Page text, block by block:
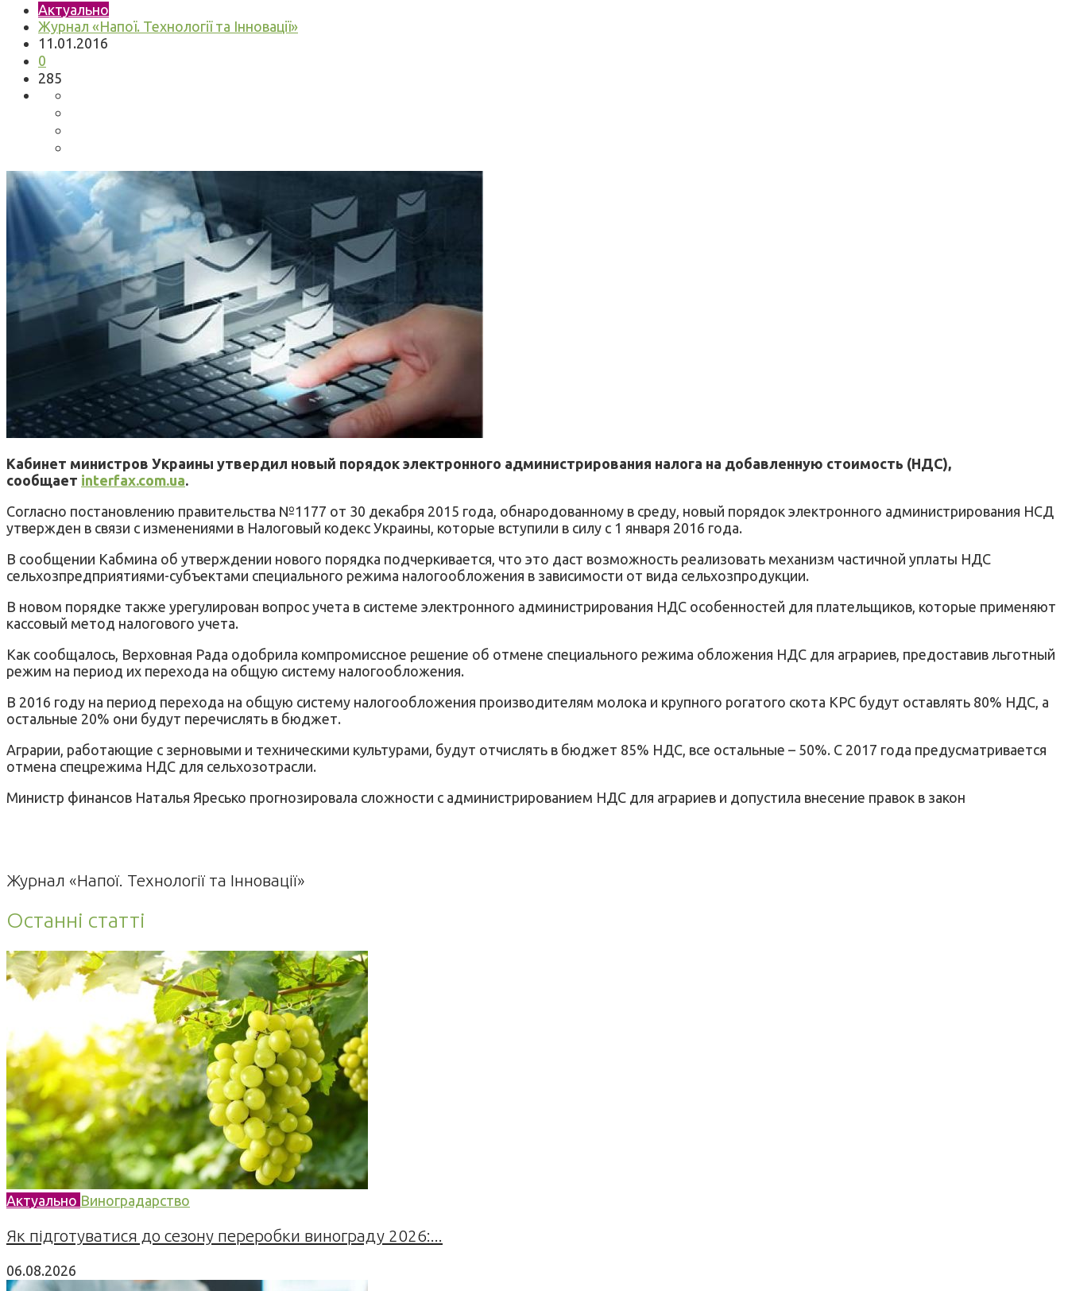
Актуально
Журнал «Напої. Технології та Інновації»
11.01.2016
0
285
Кабинет министров Украины утвердил новый порядок электронного администрирования налога на добавленную стоимость (НДС),
сообщает interfax.com.ua.
Согласно постановлению правительства №1177 от 30 декабря 2015 года, обнародованному в среду, новый порядок электронного администрирования НСД
утвержден в связи с изменениями в Налоговый кодекс Украины, которые вступили в силу с 1 января 2016 года.
В сообщении Кабмина об утверждении нового порядка подчеркивается, что это даст возможность реализовать механизм частичной уплаты НДС
сельхозпредприятиями-субъектами специального режима налогообложения в зависимости от вида сельхозпродукции.
В новом порядке также урегулирован вопрос учета в системе электронного администрирования НДС особенностей для плательщиков, которые применяют
кассовый метод налогового учета.
Как сообщалось, Верховная Рада одобрила компромиссное решение об отмене специального режима обложения НДС для аграриев, предоставив льготный
режим на период их перехода на общую систему налогообложения.
В 2016 году на период перехода на общую систему налогообложения производителям молока и крупного рогатого скота КРС будут оставлять 80% НДС, а
остальные 20% они будут перечислять в бюджет.
Аграрии, работающие с зерновыми и техническими культурами, будут отчислять в бюджет 85% НДС, все остальные – 50%. С 2017 года предусматривается
отмена спецрежима НДС для сельхозотрасли.
Министр финансов Наталья Яресько прогнозировала сложности с администрированием НДС для аграриев и допустила внесение правок в закон
Журнал «Напої. Технології та Інновації»
Останні статті
Актуально Виноградарство
Як підготуватися до сезону переробки винограду 2026:...
06.08.2026